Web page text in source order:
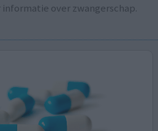
informatie over zwangerschap.